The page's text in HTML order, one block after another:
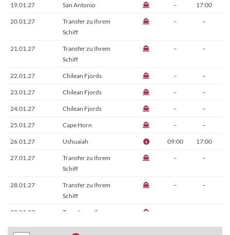
19.01.27 San Antonio – 17:00
20.01.27
Transfer zu Ihrem
Schiff
– –
21.01.27
Transfer zu Ihrem
Schiff
– –
22.01.27 Chilean Fjords – –
23.01.27 Chilean Fjords – –
24.01.27 Chilean Fjords – –
25.01.27 Cape Horn – –
26.01.27 Ushuaiah 09:00 17:00
27.01.27
Transfer zu Ihrem
Schiff
– –
28.01.27
Transfer zu Ihrem
Schiff
– –
29.01.27
Transfer zu Ihrem